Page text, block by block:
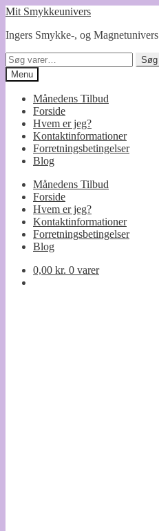
Spring
navigation
Spring
indhold
Mit Smykkeunivers
Ingers Smykke-, og Magnetunivers
Søg
efter:
Søg
Menu
Månedens Tilbud
Forside
Hvem er jeg?
Kontaktinformationer
Forretningsbetingelser
Blog
Månedens Tilbud
Forside
Hvem er jeg?
Kontaktinformationer
Forretningsbetingelser
Blog
0,00 kr. 0 varer